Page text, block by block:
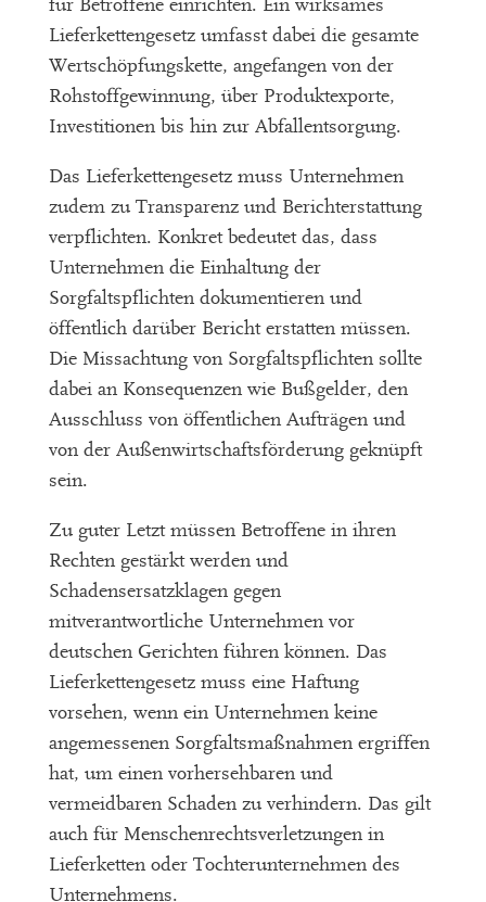
für Betroffene einrichten. Ein wirksames
Lieferkettengesetz umfasst dabei die gesamte
Wertschöpfungskette, angefangen von der
Rohstoffgewinnung, über Produktexporte,
Investitionen bis hin zur Abfallentsorgung.
Das Lieferkettengesetz muss Unternehmen
zudem zu Transparenz und Berichterstattung
verpflichten. Konkret bedeutet das, dass
Unternehmen die Einhaltung der
Sorgfaltspflichten dokumentieren und
öffentlich darüber Bericht erstatten müssen.
Die Missachtung von Sorgfaltspflichten sollte
dabei an Konsequenzen wie Bußgelder, den
Ausschluss von öffentlichen Aufträgen und
von der Außenwirtschaftsförderung geknüpft
sein.
Zu guter Letzt müssen Betroffene in ihren
Rechten gestärkt werden und
Schadensersatzklagen gegen
mitverantwortliche Unternehmen vor
deutschen Gerichten führen können. Das
Lieferkettengesetz muss eine Haftung
vorsehen, wenn ein Unternehmen keine
angemessenen Sorgfaltsmaßnahmen ergriffen
hat, um einen vorhersehbaren und
vermeidbaren Schaden zu verhindern. Das gilt
auch für Menschenrechtsverletzungen in
Lieferketten oder Tochterunternehmen des
Unternehmens.